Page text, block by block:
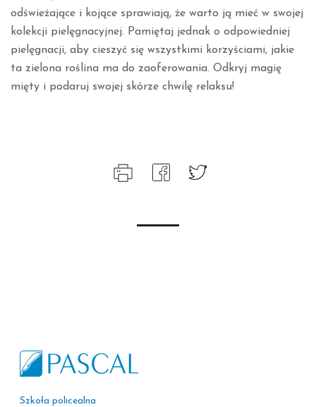
odświeżające i kojące sprawiają, że warto ją mieć w swojej
kolekcji pielęgnacyjnej. Pamiętaj jednak o odpowiedniej
pielęgnacji, aby cieszyć się wszystkimi korzyściami, jakie
ta zielona roślina ma do zaoferowania. Odkryj magię
mięty i podaruj swojej skórze chwilę relaksu!
Szkoła policealna